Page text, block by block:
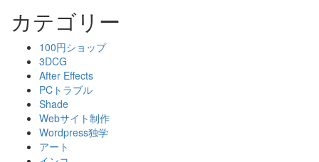
カテゴリー
100円ショップ
3DCG
After Effects
PCトラブル
Shade
Webサイト制作
Wordpress独学
アート